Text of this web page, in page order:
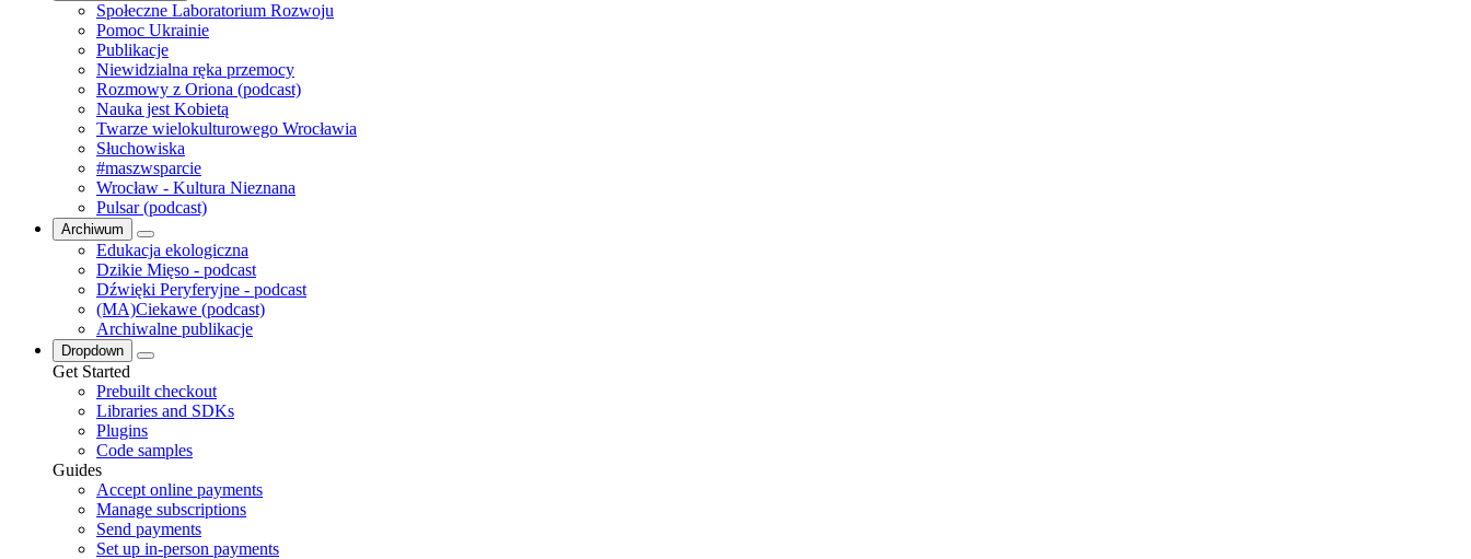
Społeczne Laboratorium Rozwoju
Pomoc Ukrainie
Publikacje
Niewidzialna ręka przemocy
Rozmowy z Oriona (podcast)
Nauka jest Kobietą
Twarze wielokulturowego Wrocławia
Słuchowiska
#maszwsparcie
Wrocław - Kultura Nieznana
Pulsar (podcast)
Archiwum
Edukacja ekologiczna
Dzikie Mięso - podcast
Dźwięki Peryferyjne - podcast
(MA)Ciekawe (podcast)
Archiwalne publikacje
Dropdown
Get Started
Prebuilt checkout
Libraries and SDKs
Plugins
Code samples
Guides
Accept online payments
Manage subscriptions
Send payments
Set up in-person payments